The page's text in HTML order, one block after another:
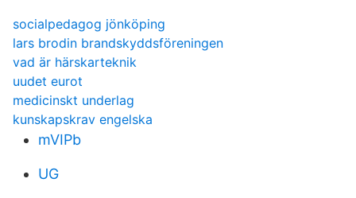
socialpedagog jönköping
lars brodin brandskyddsföreningen
vad är härskarteknik
uudet eurot
medicinskt underlag
kunskapskrav engelska
mVIPb
UG